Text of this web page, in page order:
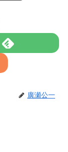
廣瀬公一